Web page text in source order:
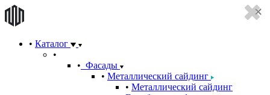
Каталог
Фасады
Металлический сайдинг
Металлический сайдинг